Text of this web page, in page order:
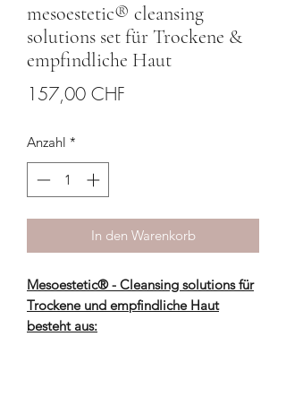
mesoestetic® cleansing
solutions set für Trockene &
empfindliche Haut
157,00 CHF
Anzahl *
In den Warenkorb
Mesoestetic® - Cleansing solutions für
Trockene und empfindliche Haut
besteht aus: